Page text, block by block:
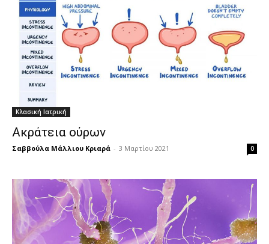
Κλασική Ιατρική
Ακράτεια ούρων
Σαββούλα Μάλλιου Κριαρά - 3 Μαρτίου 2021 0